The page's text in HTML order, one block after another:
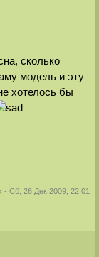
сколько
модель и эту
хотелось бы
-Сб, 26 Дек 2009, 22:01